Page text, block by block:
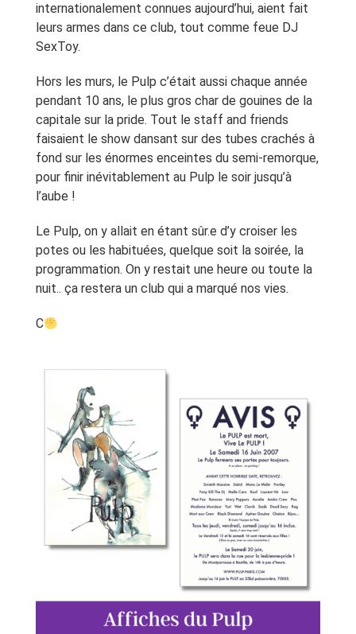
internationalement connues aujourd’hui, aient fait
leurs armes dans ce club, tout comme feue DJ
SexToy.
Hors les murs, le Pulp c’était aussi chaque année
pendant 10 ans, le plus gros char de gouines de la
capitale sur la pride. Tout le staff and friends
faisaient le show dansant sur des tubes crachés à
fond sur les énormes enceintes du semi-remorque,
pour finir inévitablement au Pulp le soir jusqu’à
l’aube !
Le Pulp, on y allait en étant sûr.e d’y croiser les
potes ou les habituées, quelque soit la soirée, la
programmation. On y restait une heure ou toute la
nuit.. ça restera un club qui a marqué nos vies.
C